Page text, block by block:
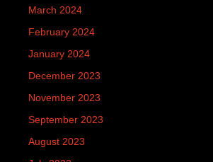
March 2024
February 2024
January 2024
December 2023
November 2023
September 2023
August 2023